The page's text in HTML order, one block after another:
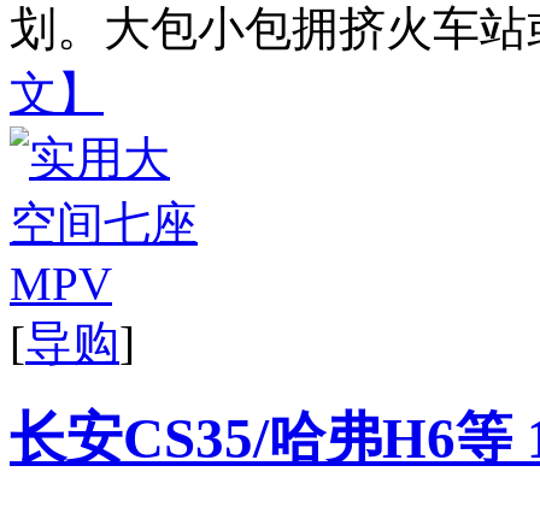
划。大包小包拥挤火车
文】
[导购]
长安CS35/哈弗H6等